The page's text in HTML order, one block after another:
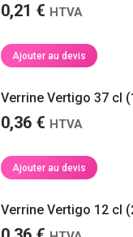
0,21 € HTVA
Ajouter au devis
Verrine Vertigo 37 cl
0,36 € HTVA
Ajouter au devis
Verrine Vertigo 12 cl